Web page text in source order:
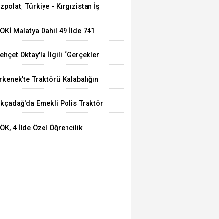
Türkiye - Kırgızistan İş
Malatya Dahil 49 İlde 741
Oktay'la İlgili “Gerçekler
Traktörü Kalabalığın
YaralandıEmekli Polis Traktör
4 İlde Özel Öğrencilik